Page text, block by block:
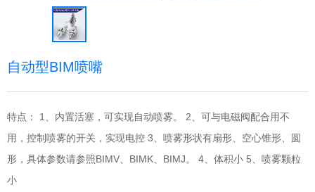
自动型BIM喷嘴
特点： 1、内置活塞，可实现自动喷雾。 2、可与电磁阀配合用不
用，控制喷雾的开关，实现电控 3、喷雾形状有扇形、空心锥形、圆
形，具体参数请参照BIMV、BIMK、BIMJ。 4、体积小 5、喷雾颗粒
小